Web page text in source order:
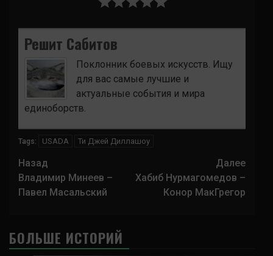
Решит Сабитов
Поклонник боевых искусств. Ищу
для вас самые лучшие и
актуальные события и мира
единоборств.
Tags: USADA Ти Джей Диллашоу
Навигация
записи
Назад
Владимир Минеев –
Павел Масальский
Далее
Хабиб Нурмагомедов –
Конор МакГрегор
БОЛЬШЕ ИСТОРИЙ